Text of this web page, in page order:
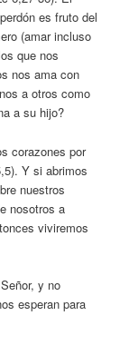
es fruto del
(amar incluso
que nos
nos ama con
a otros como
a su hijo?
corazones por
Y si abrimos
nuestros
nosotros a
viviremos
y no
esperan para